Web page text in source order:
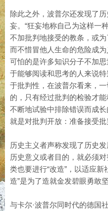
除此之外，波普尔还发现了
妄。“狂妄地称自己为这样一
不加批判地接受的教条，或
而不惜冒他人生命的危险成
可怕的是许多知识分子不加
于能够阅读和思考的人来说
于批判性，在波普尔看来，
的，只有经过批判的检验才
不断地试验中排除错误而成长
就是对批判开放：准备接受批
历史主义者声称发现了历史
历史意义或者目的，就必须
类也要进行“改造”，以适应
造”是为了造就金发碧眼勇敢坚
与卡尔·波普尔同时代的德国